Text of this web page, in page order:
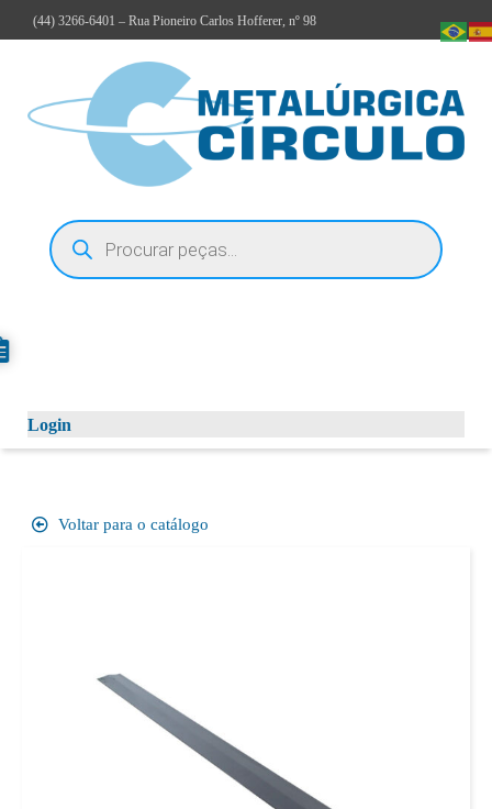
(44) 3266-6401 – Rua Pioneiro Carlos Hofferer, nº 98
Login
Voltar para o catálogo